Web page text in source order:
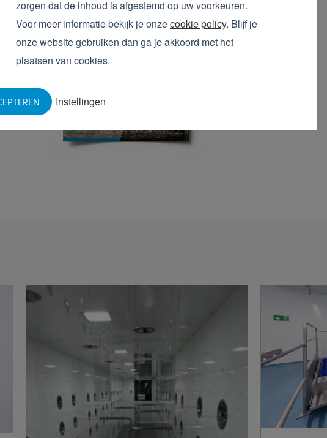
zorgen dat de inhoud is afgestemd op uw voorkeuren.
Voor meer informatie bekijk je onzecookie policy. Blijf je
onze website gebruiken dan ga je akkoord met het
plaatsen van cookies.
Instellingen